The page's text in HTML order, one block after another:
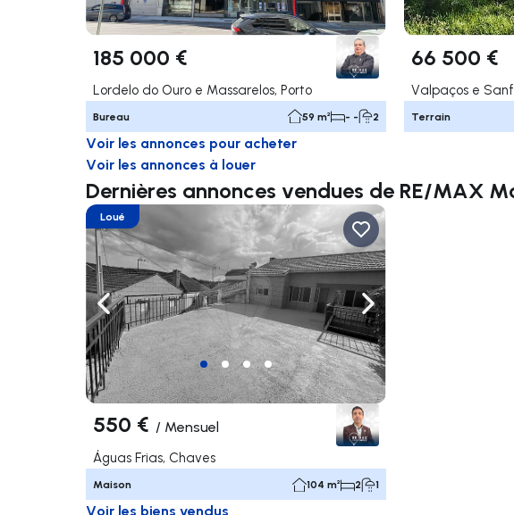
185 000 €
Lordelo do Ouro e Massarelos, Porto
Bureau 59 m² - - 2
66 500 €
Valpaços e
Terrain
Voir les annonces pour acheter
Voir les annonces à louer
Dernières annonces vendues de RE/MAX
Naviguer vers la gauche Naviguer vers la droite
Loué
550 € / Mensuel
Águas Frias, Chaves
Maison 104 m² 2 1
Voir les biens vendus